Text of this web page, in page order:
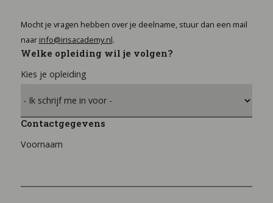
Mocht je vragen hebben over je deelname, stuur dan een mail
naar info@irisacademy.nl.
Welke opleiding wil je volgen?
Kies je opleiding
Contactgegevens
Voornaam